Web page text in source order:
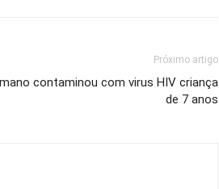
Próximo artigo
contaminou com virus HIV criança
de 7 anos